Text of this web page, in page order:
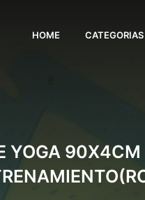
HOME CATEGORIAS
YOGA